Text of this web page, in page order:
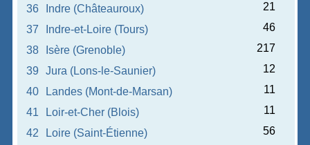
36
Indre (Châteauroux)
21
37
Indre-et-Loire (Tours)
46
38
Isère (Grenoble)
217
39
Jura (Lons-le-Saunier)
12
40
Landes (Mont-de-Marsan)
11
41
Loir-et-Cher (Blois)
11
42
Loire (Saint-Étienne)
56